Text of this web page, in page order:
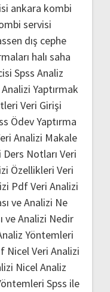
ankara kombi
servisi
dış cephe
halı saha
Spss Analiz
Yaptırmak
Veri Girişi
Ödev Yaptırma
Analizi Makale
Ders Notları Veri
Özellikleri Veri
PdfVeri Analizi
ve Analizi Ne
ve Analizi Nedir
Yöntemleri
Nicel Veri Analizi
Nicel Analiz
Spss ile